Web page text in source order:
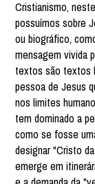
Cristianismo,
possuímos sobre
ou biográfico,
mensagem vivida
textos são textos
pessoa de Jesus
nos limites
tem dominado a
como se fosse
designar "Cristo
emerge em